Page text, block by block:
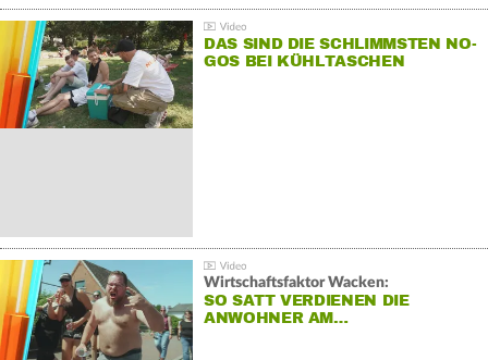
DAS SIND DIE SCHLIMMSTEN NO-
GOS BEI KÜHLTASCHEN
Wirtschaftsfaktor Wacken:
SO SATT VERDIENEN DIE
ANWOHNER AM…